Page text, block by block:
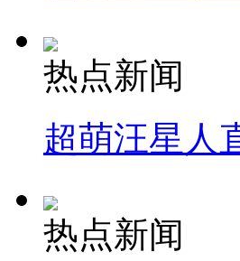
热点新闻
超萌汪星人
热点新闻